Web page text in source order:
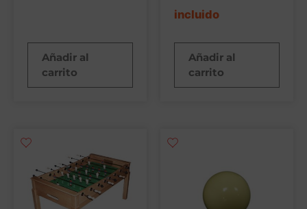
Añadir al
carrito
incluido
Añadir al
carrito